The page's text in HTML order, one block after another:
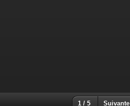
1 / 5 Suivante